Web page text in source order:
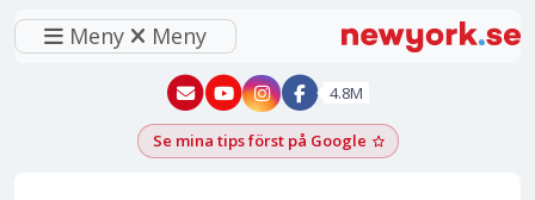
Meny Meny
New York - YouTube
New York - Instagram
4.8M
Se mina tips först på GoogleLägg till som